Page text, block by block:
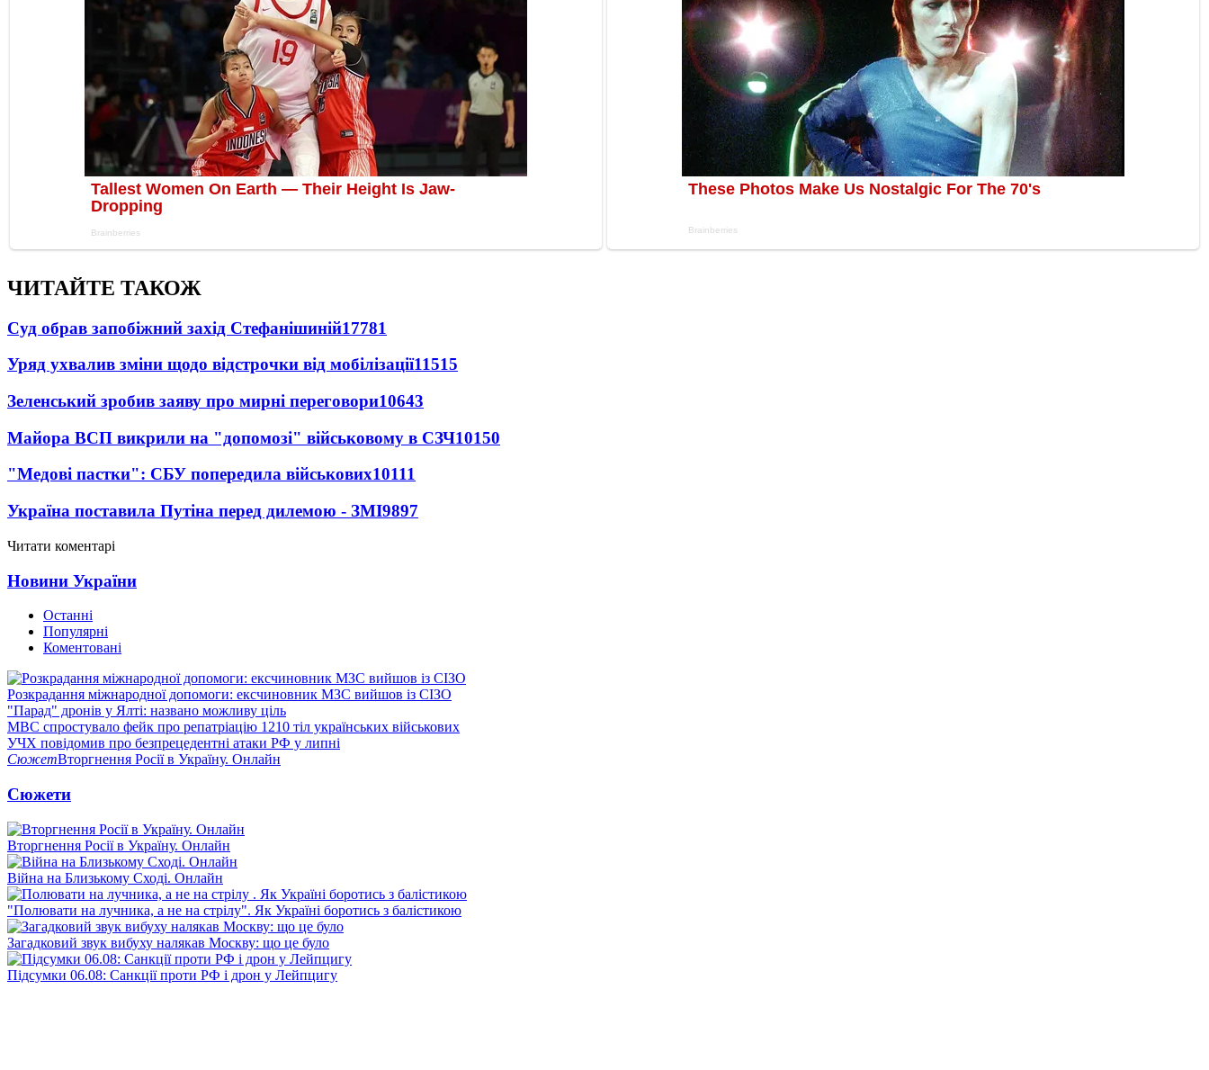
ЧИТАЙТЕ ТАКОЖ
Суд обрав запобіжний захід Стефанішиній17781
Уряд ухвалив зміни щодо відстрочки від мобілізації11515
Зеленський зробив заяву про мирні переговори10643
Майора ВСП викрили на "допомозі" військовому в СЗЧ10150
"Медові пастки": СБУ попередила військових10111
Україна поставила Путіна перед дилемою - ЗМІ9897
Читати коментарі
Новини України
Останні
Популярні
Коментовані
Розкрадання міжнародної допомоги: ексчиновник МЗС вийшов із СІЗО
"Парад" дронів у Ялті: названо можливу ціль
МВС спростувало фейк про репатріацію 1210 тіл українських військових
УЧХ повідомив про безпрецедентні атаки РФ у липні
СюжетВторгнення Росії в Україну. Онлайн
Сюжети
Вторгнення Росії в Україну. Онлайн
Війна на Близькому Сході. Онлайн
"Полювати на лучника, а не на стрілу". Як Україні боротись з балістикою
Загадковий звук вибуху налякав Москву: що це було
Підсумки 06.08: Санкції проти РФ і дрон у Лейпцигу